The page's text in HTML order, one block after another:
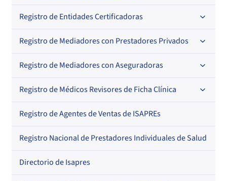
En orden alfabético
Por N° de registro
Regional
Registro de Entidades Certificadoras
Por orden alfabético
Por N° de registro
Registro de Mediadores con Prestadores Privados
Por orden alfabético
Por N° de registro
Por profesión
Regional
Registro de Mediadores con Aseguradoras
Regional
Por orden alfabético
Por profesión
Registro de Médicos Revisores de Ficha Clínica
Regional
Por orden alfabético
Por especialidad
Registro de Agentes de Ventas de ISAPREs
Registro Nacional de Prestadores Individuales de Salud
Directorio de Isapres